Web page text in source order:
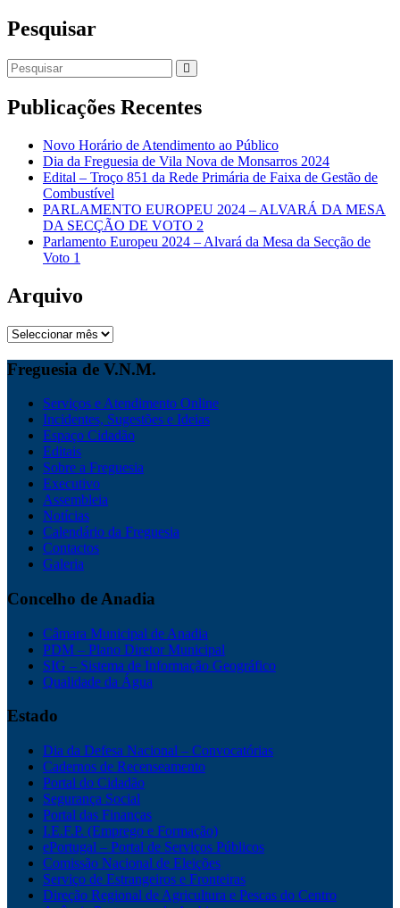
Pesquisar
Publicações Recentes
Novo Horário de Atendimento ao Público
Dia da Freguesia de Vila Nova de Monsarros 2024
Edital – Troço 851 da Rede Primária de Faixa de Gestão de
Combustível
PARLAMENTO EUROPEU 2024 – ALVARÁ DA MESA
DA SECÇÃO DE VOTO 2
Parlamento Europeu 2024 – Alvará da Mesa da Secção de
Voto 1
Arquivo
Arquivo
Freguesia de V.N.M.
Serviços e Atendimento Online
Incidentes, Sugestões e Ideias
Espaço Cidadão
Editais
Sobre a Freguesia
Executivo
Assembleia
Notícias
Calendário da Freguesia
Contactos
Galeria
Concelho de Anadia
Câmara Municipal de Anadia
PDM – Plano Diretor Municipal
SIG – Sistema de Informação Geográfico
Qualidade da Água
Estado
Dia da Defesa Nacional – Convocatórias
Cadernos de Recenseamento
Portal do Cidadão
Segurança Social
Portal das Finanças
I.E.F.P. (Emprego e Formação)
ePortugal – Portal de Serviços Públicos
Comissão Nacional de Eleições
Serviço de Estrangeiros e Fronteiras
Direção Regional de Agricultura e Pescas do Centro